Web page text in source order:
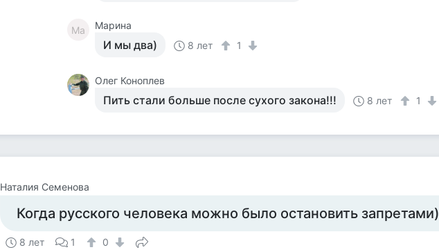
Ма Марина
И мы два) 8 лет 1
Олег Коноплев
Пить стали больше после сухого закона!!! 8 лет 1
Наталия Семенова
Когда русского человека можно было остановить запретами)
8 лет 1 0